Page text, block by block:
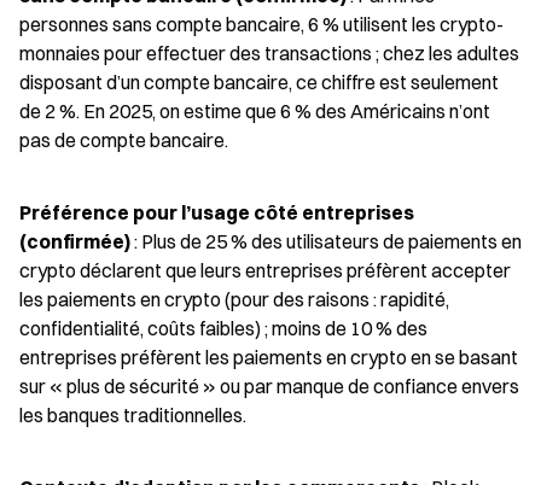
personnes sans compte bancaire, 6 % utilisent les crypto-
monnaies pour effectuer des transactions ; chez les adultes
disposant d’un compte bancaire, ce chiffre est seulement
de 2 %. En 2025, on estime que 6 % des Américains n’ont
pas de compte bancaire.
Préférence pour l’usage côté entreprises
(confirmée) : Plus de 25 % des utilisateurs de paiements en
crypto déclarent que leurs entreprises préfèrent accepter
les paiements en crypto (pour des raisons : rapidité,
confidentialité, coûts faibles) ; moins de 10 % des
entreprises préfèrent les paiements en crypto en se basant
sur « plus de sécurité » ou par manque de confiance envers
les banques traditionnelles.